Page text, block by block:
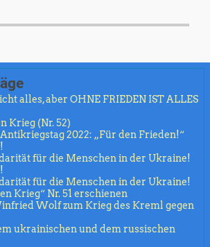
alles, aber OHNE FRIEDEN IST ALLES
Krieg (Nr. 52)
2022: „Für den Frieden!“
für die Menschen in der Ukraine!
für die Menschen in der Ukraine!
Krieg“ Nr. 51 erschienen
Wolf zum Krieg des Kreml gegen
ukrainischen und dem russischen